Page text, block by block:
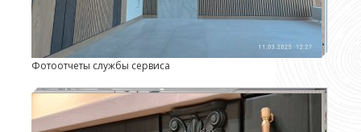
Фотоотчеты службы сервиса